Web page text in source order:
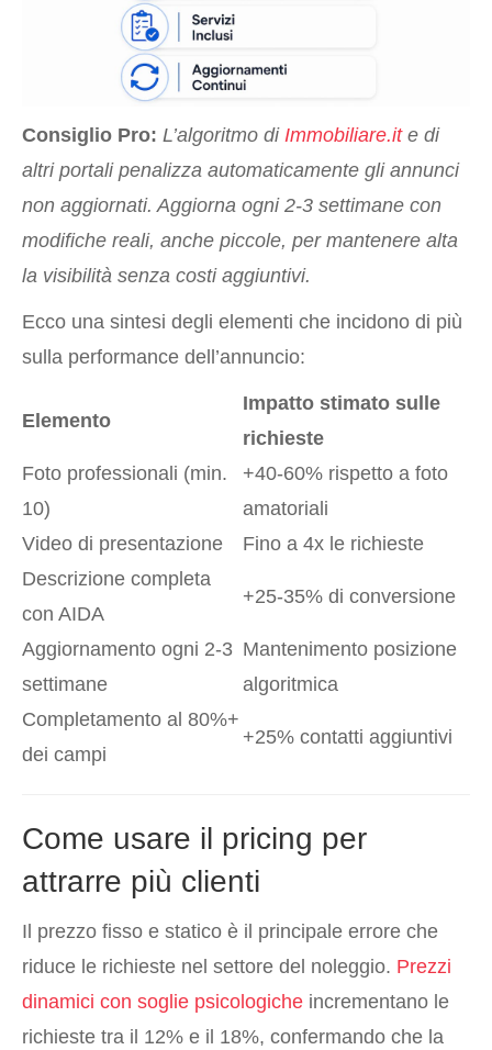
Consiglio Pro: L’algoritmo di Immobiliare.ite di
altri portali penalizza automaticamente gli annunci
non aggiornati. Aggiorna ogni 2-3 settimane con
modifiche reali, anche piccole, per mantenere alta
la visibilità senza costi aggiuntivi.
Ecco una sintesi degli elementi che incidono di più
sulla performance dell’annuncio:
Elemento
Impatto stimato sulle
richieste
Foto professionali (min.
10)
+40-60% rispetto a foto
amatoriali
Video di presentazione
Fino a 4x le richieste
Descrizione completa
con AIDA
+25-35% di conversione
Aggiornamento ogni 2-3
settimane
Mantenimento posizione
algoritmica
Completamento al 80%+
dei campi
+25% contatti aggiuntivi
Come usare il pricing per
attrarre più clienti
Il prezzo fisso e statico è il principale errore che
riduce le richieste nel settore del noleggio. Prezzi
dinamici con soglie psicologiche incrementano le
richieste tra il 12% e il 18%, confermando che la